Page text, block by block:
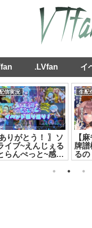
.LVfan イ
信実況
りがとう！ 〗ソ
イブ~えんじぇる
らんぺっと~感想
っとライブ #
生配
【
牌譜
る
京院
オ